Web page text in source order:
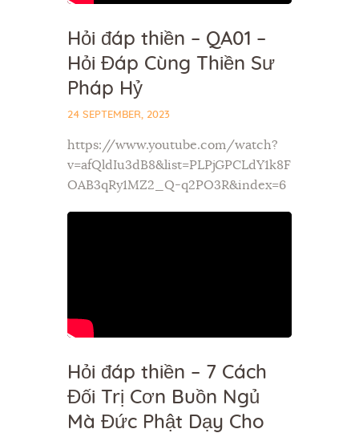
Hỏi đáp thiền – QA01 –
Hỏi Đáp Cùng Thiền Sư
Pháp Hỷ
24 SEPTEMBER, 2023
https://www.youtube.com/watch?
v=afQldIu3dB8&list=PLPjGPCLdY1k8F
OAB3qRy1MZ2_Q-q2PO3R&index=6
Hỏi đáp thiền – 7 Cách
Đối Trị Cơn Buồn Ngủ
Mà Đức Phật Dạy Cho